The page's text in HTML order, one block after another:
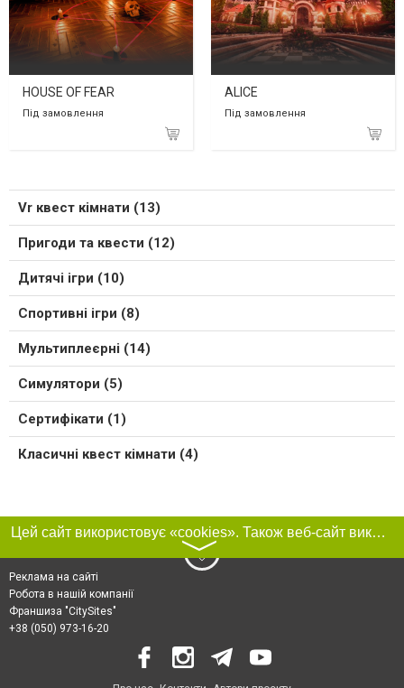
HOUSE OF FEAR
Під замовлення
ALICE
Під замовлення
Vr квест кімнати (13)
Пригоди та квести (12)
Дитячі ігри (10)
Спортивні ігри (8)
Мультиплеєрні (14)
Симулятори (5)
Сертифікати (1)
Класичні квест кімнати (4)
Цей сайт використовує «cookies». Також веб-сайт використовує інтернет-сервіс для збору технічних даних стосовно відвідувачів з метою отримання маркетингової та статистичної інформації. Умови обробки даних відвідувачів сайту див.
〉
Реклама на сайті
Робота в нашій компанії
Франшиза "CitySites"
+38 (050) 973-16-20